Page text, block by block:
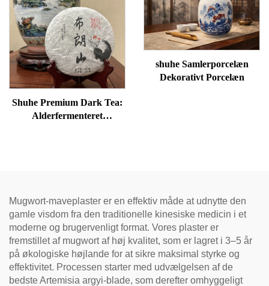
Shuhe Premium Dark Tea:
Alderfermenteret
shuhe Samlerporcelæn
Dekorativt Porcelæn
Mugwort-maveplaster er en effektiv måde at udnytte den
gamle visdom fra den traditionelle kinesiske medicin i et
moderne og brugervenligt format. Vores plaster er
fremstillet af mugwort af høj kvalitet, som er lagret i 3–5 år
på økologiske højlande for at sikre maksimal styrke og
effektivitet. Processen starter med udvælgelsen af de
bedste Artemisia argyi-blade, som derefter omhyggeligt